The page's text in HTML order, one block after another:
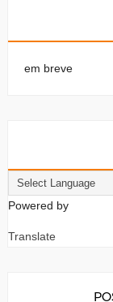
em breve
Powered by
Translate